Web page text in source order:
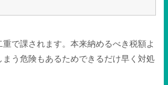
で課されます。本来納めるべき税額よ
まう危険もあるためできるだけ早く対処